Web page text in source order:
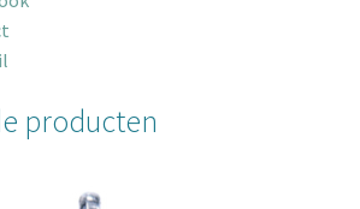
producten